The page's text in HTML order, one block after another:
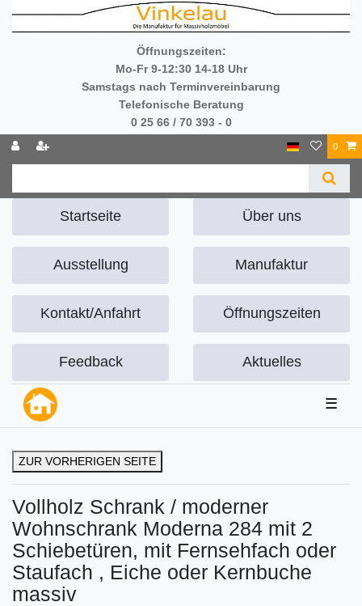
Öffnungszeiten:
Mo-Fr 9-12:30 14-18 Uhr
Samstags nach Terminvereinbarung
Telefonische Beratung
0 25 66 / 70 393 - 0
0
Startseite Über uns
Ausstellung Manufaktur
Kontakt/Anfahrt Öffnungszeiten
Feedback Aktuelles
☰
ZUR VORHERIGEN SEITE
Vollholz Schrank / moderner
Wohnschrank Moderna 284 mit 2
Schiebetüren, mit Fernsehfach oder
Staufach , Eiche oder Kernbuche
massiv